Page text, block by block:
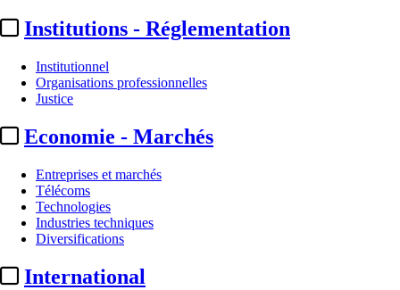
Institutions - Réglementation
Institutionnel
Organisations professionnelles
Justice
Economie - Marchés
Entreprises et marchés
Télécoms
Technologies
Industries techniques
Diversifications
International